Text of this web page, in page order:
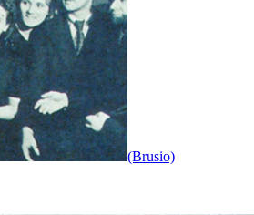
(Brusio)